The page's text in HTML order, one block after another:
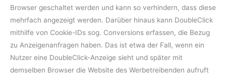
Browser geschaltet werden und kann so verhindern, dass diese
mehrfach angezeigt werden. Darüber hinaus kann DoubleClick
mithilfe von Cookie-IDs sog. Conversions erfassen, die Bezug
zu Anzeigenanfragen haben. Das ist etwa der Fall, wenn ein
Nutzer eine DoubleClick-Anzeige sieht und später mit
demselben Browser die Website des Werbetreibenden aufruft